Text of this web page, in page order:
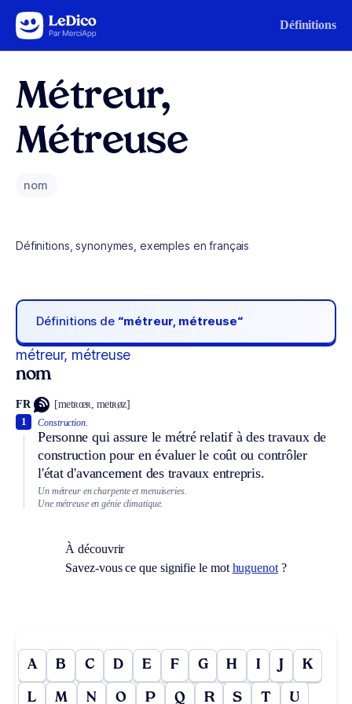
Aller au contenu Définitions
Métreur,
Métreuse
nom
Définitions, synonymes, exemples en français
Définitions de “métreur, métreuse“
métreur, métreuse
nom
FR [metʀœʀ, metʀøz]
Construction.
Personne qui assure le métré relatif à des travaux de
construction pour en évaluer le coût ou contrôler
l'état d'avancement des travaux entrepris.
1
Un métreur en charpente et menuiseries.
Une métreuse en génie climatique.
À découvrir
Savez-vous ce que signifie le mot huguenot?
A B C D E F G H I J K
L M N O P Q R S T U